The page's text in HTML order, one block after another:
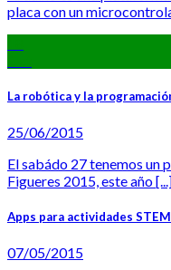
placa con un
La robótica y la
25/06/2015
El sabádo 27 tenemos un
Figueres 2015, este año
Apps para actividades STEM
07/05/2015